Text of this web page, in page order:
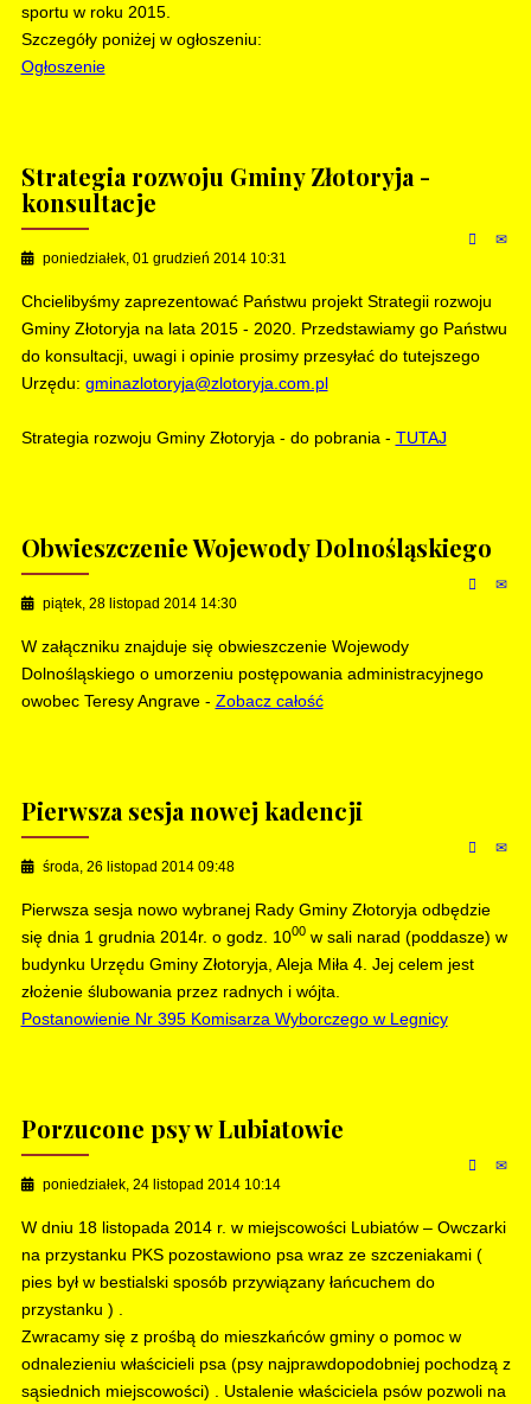
sportu w roku 2015.
Szczegóły poniżej w ogłoszeniu:
Ogłoszenie
Strategia rozwoju Gminy Złotoryja -
konsultacje
poniedziałek, 01 grudzień 2014 10:31
Chcielibyśmy zaprezentować Państwu projekt Strategii rozwoju
Gminy Złotoryja na lata 2015 - 2020. Przedstawiamy go Państwu
do konsultacji, uwagi i opinie prosimy przesyłać do tutejszego
Urzędu: gminazlotoryja@zlotoryja.com.pl
Strategia rozwoju Gminy Złotoryja - do pobrania - TUTAJ
Obwieszczenie Wojewody Dolnośląskiego
piątek, 28 listopad 2014 14:30
W załączniku znajduje się obwieszczenie Wojewody
Dolnośląskiego o umorzeniu postępowania administracyjnego
owobec Teresy Angrave - Zobacz całość
Pierwsza sesja nowej kadencji
środa, 26 listopad 2014 09:48
Pierwsza sesja nowo wybranej Rady Gminy Złotoryja odbędzie
się dnia 1 grudnia 2014r. o godz. 1000w sali narad (poddasze) w
budynku Urzędu Gminy Złotoryja, Aleja Miła 4. Jej celem jest
złożenie ślubowania przez radnych i wójta.
Postanowienie Nr 395 Komisarza Wyborczego w Legnicy
Porzucone psy w Lubiatowie
poniedziałek, 24 listopad 2014 10:14
W dniu 18 listopada 2014 r. w miejscowości Lubiatów – Owczarki
na przystanku PKS pozostawiono psa wraz ze szczeniakami (
pies był w bestialski sposób przywiązany łańcuchem do
przystanku ) .
Zwracamy się z prośbą do mieszkańców gminy o pomoc w
odnalezieniu właścicieli psa (psy najprawdopodobniej pochodzą z
sąsiednich miejscowości) . Ustalenie właściciela psów pozwoli na